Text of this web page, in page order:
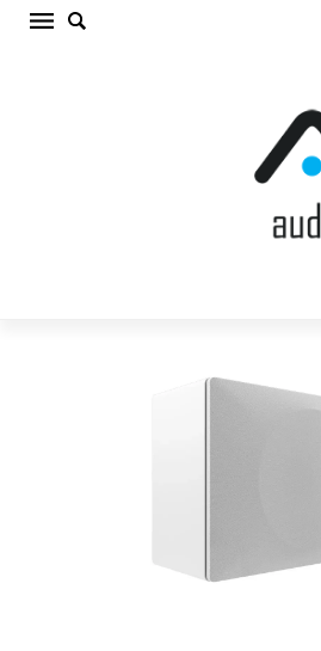
SYSTEM AUDIO
SATIN Sabvūferis (cena par